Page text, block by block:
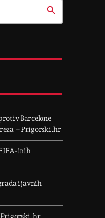
search
Barcelone
– Prigorski.hr
inih
i javnih
Prigorski.hr